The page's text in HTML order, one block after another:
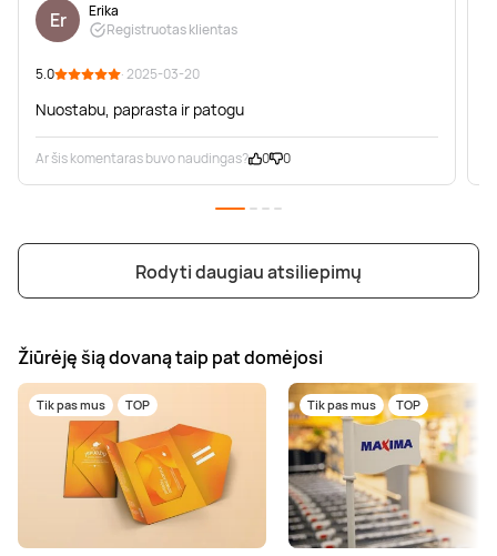
Er
Erika
Registruotas klientas
5.0 · 2025-03-20
Nuostabu, paprasta ir patogu
Ar šis komentaras buvo naudingas? 0 0
Rodyti daugiau atsiliepimų
Žiūrėję šią dovaną taip pat domėjosi
Tik pas mus TOP Tik pas mus TOP